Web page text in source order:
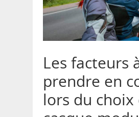
Les facteurs
prendre en
lors du choix